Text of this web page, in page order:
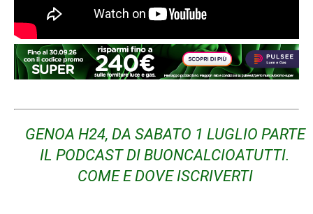
GENOA H24, DA SABATO 1 LUGLIO PARTE
IL PODCAST DI BUONCALCIOATUTTI.
COME E DOVE ISCRIVERTI